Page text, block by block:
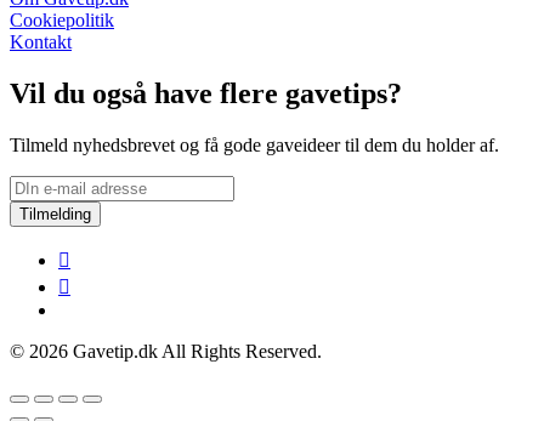
Cookiepolitik
Kontakt
Vil du også have flere gavetips?
Tilmeld nyhedsbrevet og få gode gaveideer til dem du holder af.
Tilmelding
© 2026 Gavetip.dk All Rights Reserved.